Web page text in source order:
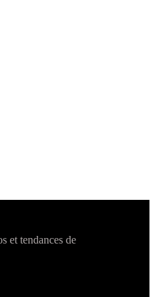
et tendances de